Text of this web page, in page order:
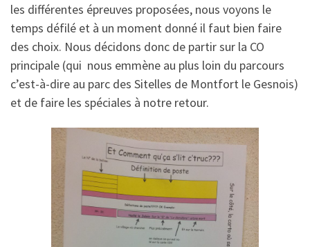
les différentes épreuves proposées, nous voyons le
temps défilé et à un moment donné il faut bien faire
des choix. Nous décidons donc de partir sur la CO
principale (qui nous emmène au plus loin du parcours
c’est-à-dire au parc des Sitelles de Montfort le Gesnois)
et de faire les spéciales à notre retour.